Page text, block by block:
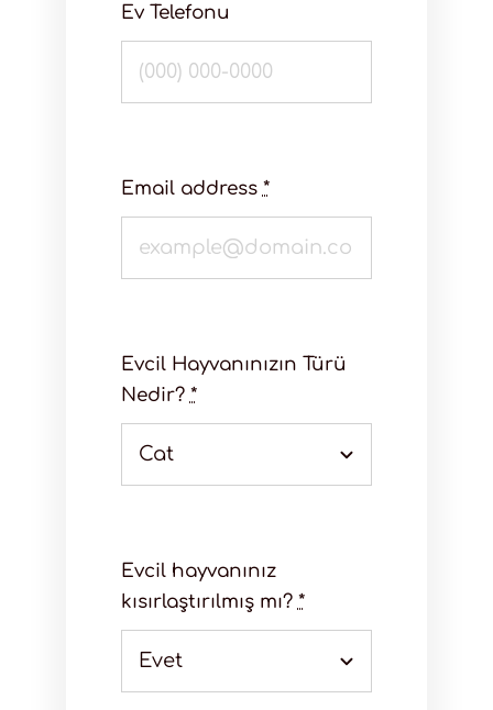
Ev Telefonu
Email address *
Evcil Hayvanınızın Türü
Nedir? *
Evcil hayvanınız
kısırlaştırılmış mı? *